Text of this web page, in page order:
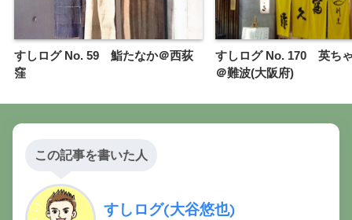
すしログ No. 59 鮨たなか＠西荻
窪
すしログ No. 170 英ち
＠難波(大阪府)
この記事を書いた人
すしログ(大谷悠也)